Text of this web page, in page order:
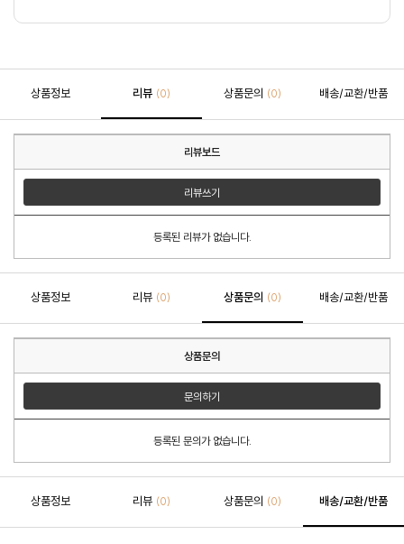
상품정보 리뷰 (0) 상품문의 (0) 배송/교환/반품
리뷰보드
리뷰쓰기
등록된 리뷰가 없습니다.
상품정보 리뷰 (0) 상품문의 (0) 배송/교환/반품
상품문의
문의하기
등록된 문의가 없습니다.
상품정보 리뷰 (0) 상품문의 (0) 배송/교환/반품